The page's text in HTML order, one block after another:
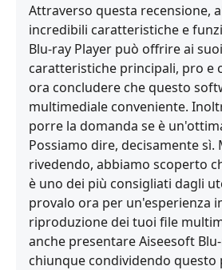
Attraverso questa recensione,
incredibili caratteristiche e
Blu-ray Player può offrire ai
caratteristiche principali, pro e
ora concludere che questo
multimediale conveniente.
porre la domanda se è
Possiamo dire, decisamente
rivedendo, abbiamo scoperto
è uno dei più consigliati dagli
provalo ora per un'esperienza
riproduzione dei tuoi file
anche presentare Aiseesoft
chiunque condividendo questo